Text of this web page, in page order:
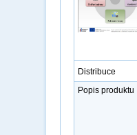
Distribuce
Popis produktu